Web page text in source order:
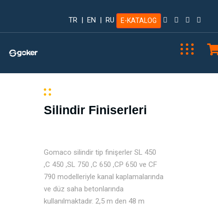
TR | EN | RU E-KATALOG
Silindir Finiserleri
Gomaco silindir tip finişerler SL 450
,C 450 ,SL 750 ,C 650 ,CP 650 ve CF
790 modelleriyle kanal kaplamalarında
ve düz saha betonlarında
kullanılmaktadır. 2,5 m den 48 m